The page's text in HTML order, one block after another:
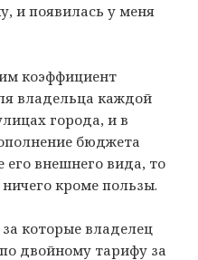
и появилась у меня
коэффициент
владельца каждой
города, и в
бюджета
внешнего вида, то
кроме пользы.
которые владелец
двойному тарифу за